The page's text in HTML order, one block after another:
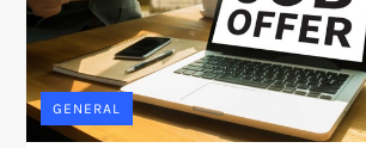
GENERAL